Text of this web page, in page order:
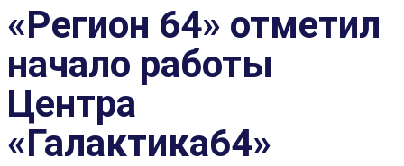
«Регион 64» отметил
начало работы
Центра
«Галактика64»